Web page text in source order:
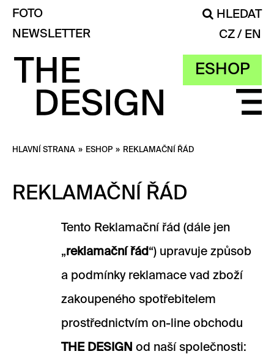
ESHOP
FOTO
HLEDAT
NEWSLETTER
CZ EN
HLAVNÍ STRANA » ESHOP » REKLAMAČNÍ ŘÁD
REKLAMAČNÍ ŘÁD
Tento Reklamační řád (dále jen
„reklamační řád “) upravuje způsob
a podmínky reklamace vad zboží
zakoupeného spotřebitelem
prostřednictvím on-line obchodu
THE DESIGN od naší společnosti: